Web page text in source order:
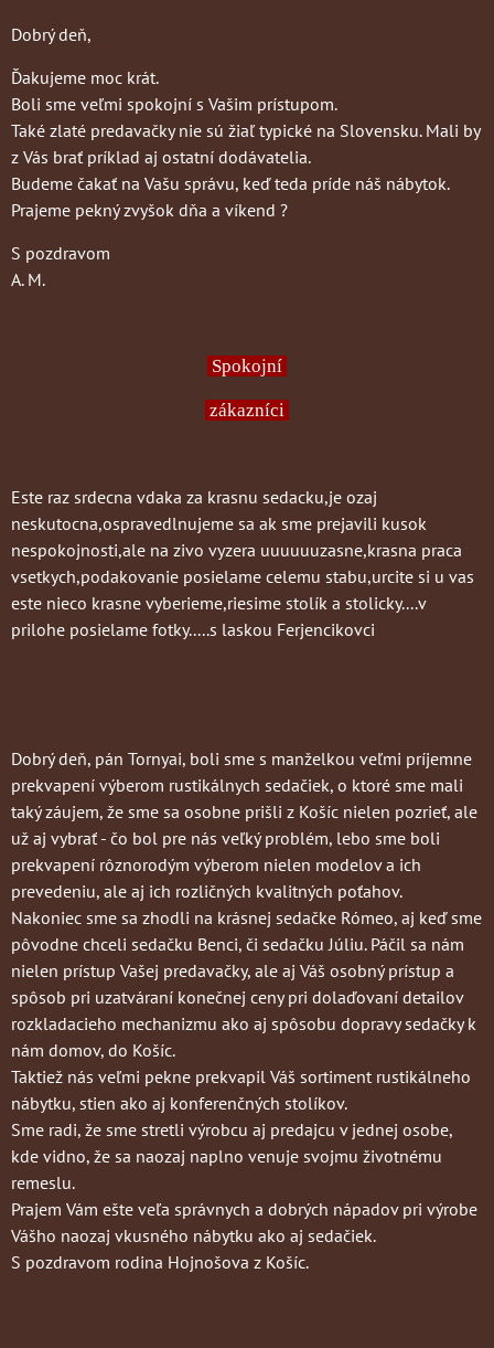
Dobrý deň,
Ďakujeme moc krát.
Boli sme veľmi spokojní s Vašim prístupom.
Také zlaté predavačky nie sú žiaľ typické na Slovensku. Mali by
z Vás brať príklad aj ostatní dodávatelia.
Budeme čakať na Vašu správu, keď teda príde náš nábytok.
Prajeme pekný zvyšok dňa a víkend ?
S pozdravom
A. M.
Spokojní
zákazníci
Este raz srdecna vdaka za krasnu sedacku,je ozaj
neskutocna,ospravedlnujeme sa ak sme prejavili kusok
nespokojnosti,ale na zivo vyzera uuuuuuzasne,krasna praca
vsetkych,podakovanie posielame celemu stabu,urcite si u vas
este nieco krasne vyberieme,riesime stolík a stolicky....v
prilohe posielame fotky.....s laskou Ferjencikovci
Dobrý deň, pán Tornyai, boli sme s manželkou veľmi príjemne
prekvapení výberom rustikálnych sedačiek, o ktoré sme mali
taký záujem, že sme sa osobne prišli z Košíc nielen pozrieť, ale
už aj vybrať - čo bol pre nás veľký problém, lebo sme boli
prekvapení rôznorodým výberom nielen modelov a ich
prevedeniu, ale aj ich rozličných kvalitných poťahov.
Nakoniec sme sa zhodli na krásnej sedačke Rómeo, aj keď sme
pôvodne chceli sedačku Benci, či sedačku Júliu. Páčil sa nám
nielen prístup Vašej predavačky, ale aj Váš osobný prístup a
spôsob pri uzatváraní konečnej ceny pri dolaďovaní detailov
rozkladacieho mechanizmu ako aj spôsobu dopravy sedačky k
nám domov, do Košíc.
Taktiež nás veľmi pekne prekvapil Váš sortiment rustikálneho
nábytku, stien ako aj konferenčných stolíkov.
Sme radi, že sme stretli výrobcu aj predajcu v jednej osobe,
kde vidno, že sa naozaj naplno venuje svojmu životnému
remeslu.
Prajem Vám ešte veľa správnych a dobrých nápadov pri výrobe
Vášho naozaj vkusného nábytku ako aj sedačiek.
S pozdravom rodina Hojnošova z Košíc.